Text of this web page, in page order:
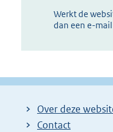
Werkt de
dan een e-
Over deze
Contact